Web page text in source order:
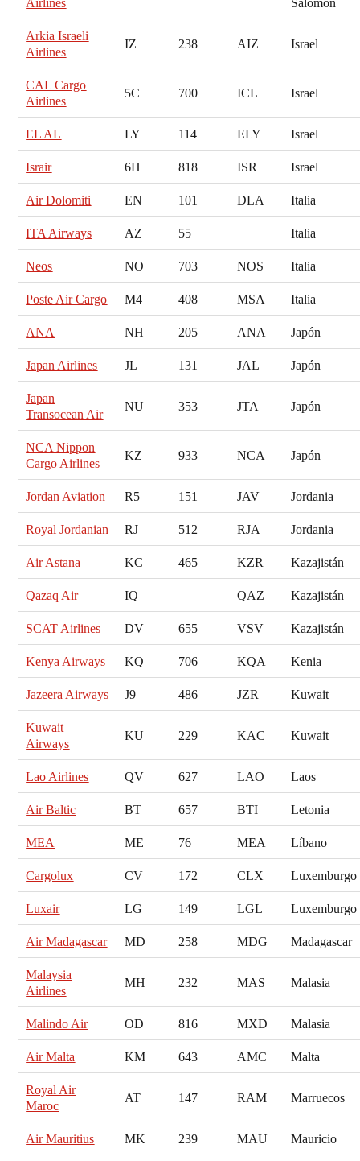
Airlines
Salomón
Arkia Israeli
Airlines
IZ 238 AIZ Israel
CAL Cargo
Airlines
5C 700 ICL Israel
EL AL LY 114 ELY Israel
Israir 6H 818 ISR Israel
Air Dolomiti EN 101 DLA Italia
ITA Airways AZ 55 Italia
Neos NO 703 NOS Italia
Poste Air Cargo M4 408 MSA Italia
ANA NH 205 ANA Japón
Japan Airlines JL 131 JAL Japón
Japan
Transocean Air
NU 353 JTA Japón
NCA Nippon
Cargo Airlines
KZ 933 NCA Japón
Jordan Aviation R5 151 JAV Jordania
Royal Jordanian RJ 512 RJA Jordania
Air Astana KC 465 KZR Kazajistán
Qazaq Air IQ QAZ Kazajistán
SCAT Airlines DV 655 VSV Kazajistán
Kenya Airways KQ 706 KQA Kenia
Jazeera Airways J9 486 JZR Kuwait
Kuwait
Airways
KU 229 KAC Kuwait
Lao Airlines QV 627 LAO Laos
Air Baltic BT 657 BTI Letonia
MEA ME 76 MEA Líbano
Cargolux CV 172 CLX Luxemburgo
Luxair LG 149 LGL Luxemburgo
Air Madagascar MD 258 MDG Madagascar
Malaysia
Airlines
MH 232 MAS Malasia
Malindo Air OD 816 MXD Malasia
Air Malta KM 643 AMC Malta
Royal Air
Maroc
AT 147 RAM Marruecos
Air Mauritius MK 239 MAU Mauricio